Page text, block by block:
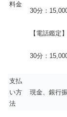
料金
30分：
【電話鑑定】
30分：
支払
い方
法
現金、銀行